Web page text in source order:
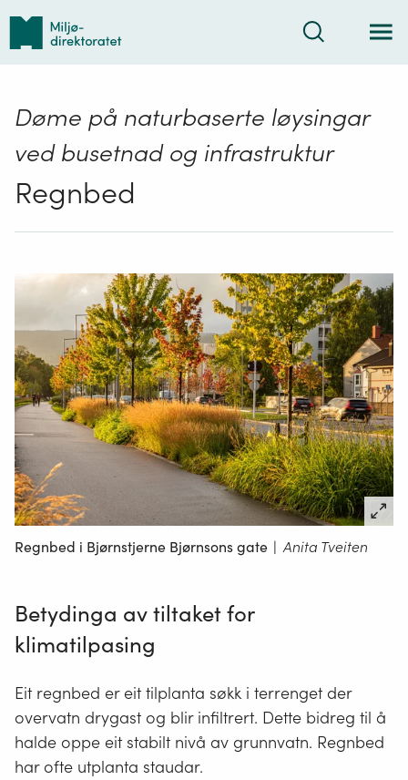
Tilbake
forsiden
Søk
Døme på naturbaserte løysingar
ved busetnad og infrastruktur
Regnbed
Regnbed i Bjørnstjerne Bjørnsons gate | Anita Tveiten
Betydinga av tiltaket for
klimatilpasing
Eit regnbed er eit tilplanta søkk i terrenget der
overvatn drygast og blir infiltrert. Dette bidreg til å
halde oppe eit stabilt nivå av grunnvatn. Regnbed
har ofte utplanta staudar.